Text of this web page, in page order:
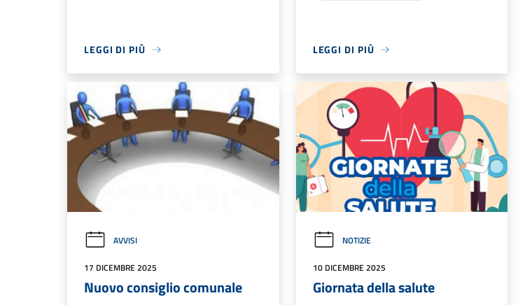
LEGGI DI PIÙ LEGGI DI PIÙ
AVVISI
17 DICEMBRE 2025
Nuovo consiglio comunale
NOTIZIE
10 DICEMBRE 2025
Giornata della salute